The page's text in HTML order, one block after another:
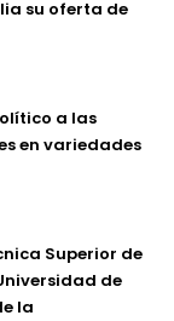
su oferta de
a las
en variedades
Superior de
de
la